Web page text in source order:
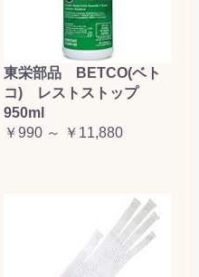
東栄部品 BETCO(ベト
コ) レストストップ
950ml
￥990 ～ ￥11,880